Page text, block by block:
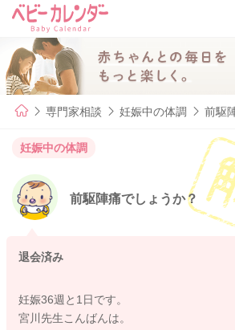
専門家相談 妊娠中の体調 前駆
妊娠中の体調
前駆陣痛でしょうか？
退会済み
妊娠36週と1日です。
宮川先生こんばんは。